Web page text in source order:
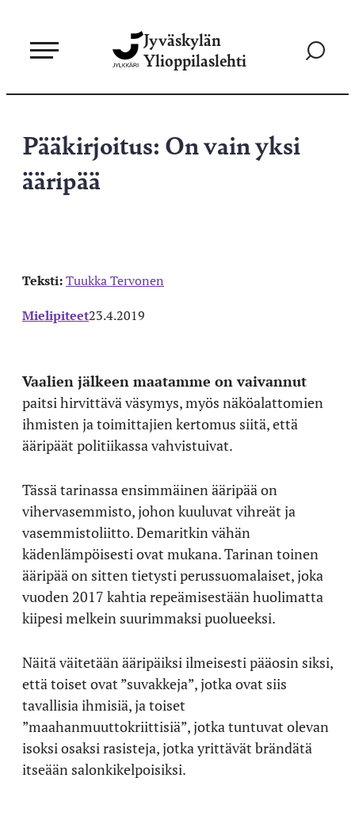
sisältöön
Jyväskylän
Ylioppilaslehti
Siirry
Pääkirjoitus: On vain yksi
ääripää
Teksti:Tuukka Tervonen
Mielipiteet23.4.2019
Vaalien jälkeen maatamme on vaivannut
paitsi hirvittävä väsymys, myös näköalattomien
ihmisten ja toimittajien kertomus siitä, että
ääripäät politiikassa vahvistuivat.
Tässä tarinassa ensimmäinen ääripää on
vihervasemmisto, johon kuuluvat vihreät ja
vasemmistoliitto. Demaritkin vähän
kädenlämpöisesti ovat mukana. Tarinan toinen
ääripää on sitten tietysti perussuomalaiset, joka
vuoden 2017 kahtia repeämisestään huolimatta
kiipesi melkein suurimmaksi puolueeksi.
Näitä väitetään ääripäiksi ilmeisesti pääosin siksi,
että toiset ovat ”suvakkeja”, jotka ovat siis
tavallisia ihmisiä, ja toiset
”maahanmuuttokriittisiä”, jotka tuntuvat olevan
isoksi osaksi rasisteja, jotka yrittävät brändätä
itseään salonkikelpoisiksi.